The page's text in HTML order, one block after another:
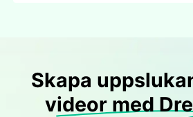
Skapa
videor med